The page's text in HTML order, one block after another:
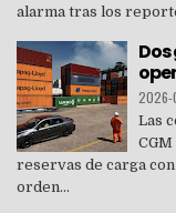
alarma tras los
2026-
Las
reservas de carga
orden...